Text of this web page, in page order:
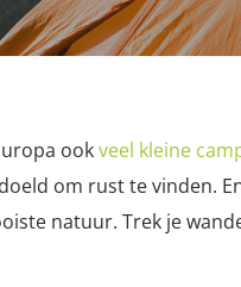
ookveel kleine
om rust te vinden.
natuur. Trek je